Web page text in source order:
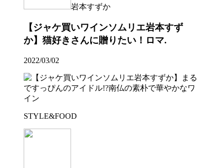
岩本すずか
【ジャケ買いワインソムリエ岩本すず
か】猫好きさんに贈りたい！ロマ.
2022/03/02
STYLE&FOOD